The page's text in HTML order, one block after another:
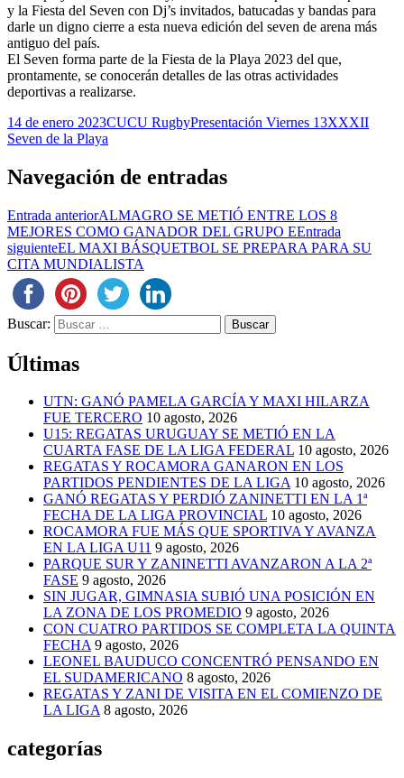
y la Fiesta del Seven con Dj’s invitados, batucadas y bandas para
darle un digno cierre a esta nueva edición del seven de arena más
antiguo del país.
El Seven forma parte de la Fiesta de la Playa 2023 del que,
prontamente, se conocerán detalles de las otras actividades
deportivas a realizarse.
14 de enero 2023CUCU RugbyPresentación Viernes 13XXXII
Seven de la Playa
Navegación de entradas
Entrada anteriorALMAGRO SE METIÓ ENTRE LOS 8
MEJORES COMO GANADOR DEL GRUPO EEntrada
siguienteEL MAXI BÁSQUETBOL SE PREPARA PARA SU
CITA MUNDIALISTA
Buscar:
Últimas
UTN: GANÓ PAMELA GARCÍA Y MAXI HILARZA
FUE TERCERO 10 agosto, 2026
U15: REGATAS URUGUAY SE METIÓ EN LA
CUARTA FASE DE LA LIGA FEDERAL 10 agosto, 2026
REGATAS Y ROCAMORA GANARON EN LOS
PARTIDOS PENDIENTES DE LA LIGA 10 agosto, 2026
GANÓ REGATAS Y PERDIÓ ZANINETTI EN LA 1ª
FECHA DE LA LIGA PROVINCIAL 10 agosto, 2026
ROCAMORA FUE MÁS QUE SPORTIVA Y AVANZA
EN LA LIGA U11 9 agosto, 2026
PARQUE SUR Y ZANINETTI AVANZARON A LA 2ª
FASE 9 agosto, 2026
SIN JUGAR, GIMNASIA SUBIÓ UNA POSICIÓN EN
LA ZONA DE LOS PROMEDIO 9 agosto, 2026
CON CUATRO PARTIDOS SE COMPLETA LA QUINTA
FECHA 9 agosto, 2026
LEONEL BAUDUCO CONCENTRÓ PENSANDO EN
EL SUDAMERICANO 8 agosto, 2026
REGATAS Y ZANI DE VISITA EN EL COMIENZO DE
LA LIGA 8 agosto, 2026
categorías